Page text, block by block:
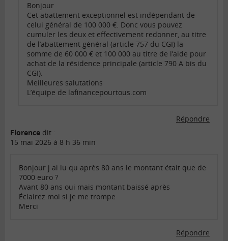
Bonjour
Cet abattement exceptionnel est indépendant de
celui général de 100 000 €. Donc vous pouvez
cumuler les deux et effectivement redonner, au titre
de l’abattement général (article 757 du CGI) la
somme de 60 000 € et 100 000 au titre de l’aide pour
achat de la résidence principale (article 790 A bis du
CGI).
Meilleures salutations
L’équipe de lafinancepourtous.com
Répondre
Florence dit :
15 mai 2026 à 8 h 36 min
Bonjour j ai lu qu après 80 ans le montant était que de
7000 euro ?
Avant 80 ans oui mais montant baissé après
Éclairez moi si je me trompe
Merci
Répondre